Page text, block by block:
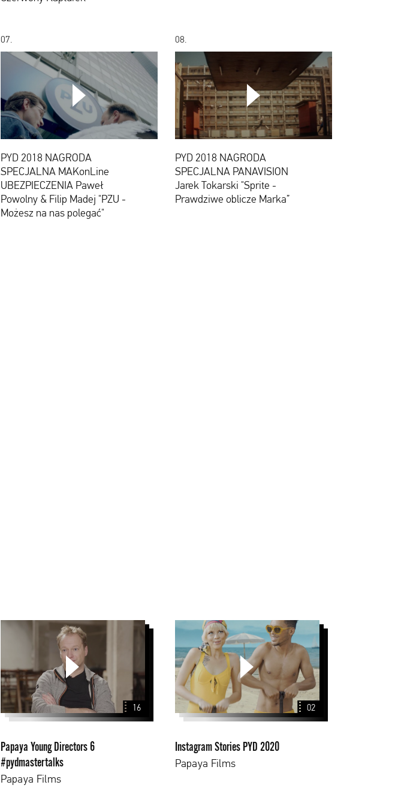
PYD
NAGRODA
SPECJALNA
MAKonLine
UBEZPIECZENIA
Paweł
Powolny
&
Filip
07.
PYD 2018 NAGRODA
SPECJALNA MAKonLine
UBEZPIECZENIA Paweł
Powolny & Filip Madej "PZU -
Możesz na nas polegać"
PYD
NAGRODA
SPECJALNA
PANAVISION
Jarek
Tokarski
"Sprite
08.
PYD 2018 NAGRODA
SPECJALNA PANAVISION
Jarek Tokarski "Sprite -
Prawdziwe oblicze Marka”
Papaya
6
#pydmastertalks
16
Papaya Young Directors 6
#pydmastertalks
Papaya Films
Instagram
PYD
2020
02
Instagram Stories PYD 2020
Papaya Films